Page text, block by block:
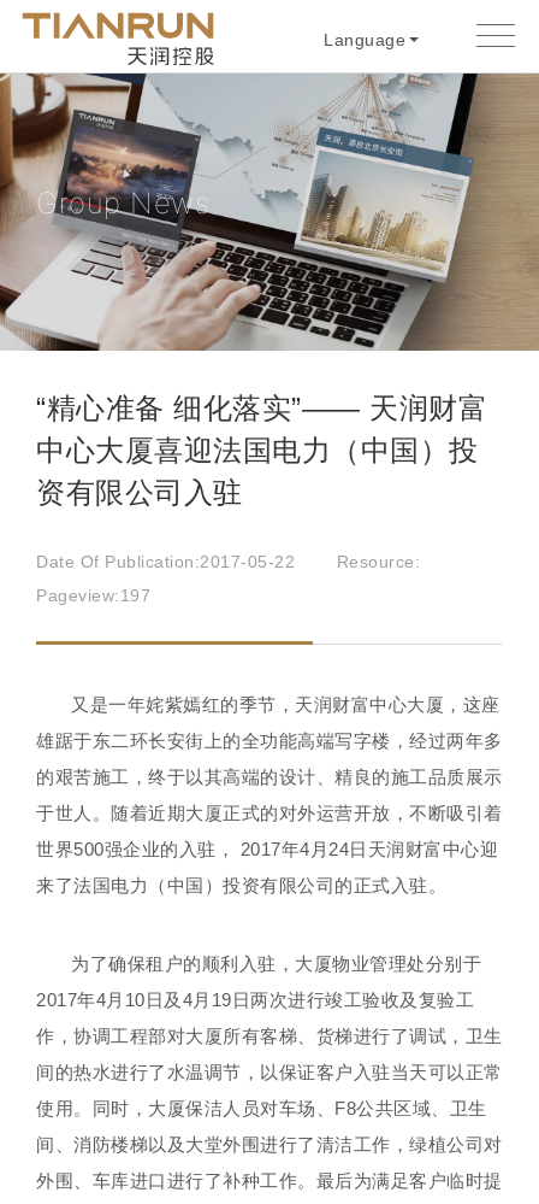
Language
Group News
“精心准备 细化落实”—— 天润财富
中心大厦喜迎法国电力（中国）投
资有限公司入驻
Date Of Publication:2017-05-22
Resource:
Pageview:197
又是一年姹紫嫣红的季节，天润财富中心大厦，这座
雄踞于东二环长安街上的全功能高端写字楼，经过两年多
的艰苦施工，终于以其高端的设计、精良的施工品质展示
于世人。随着近期大厦正式的对外运营开放，不断吸引着
世界500强企业的入驻， 2017年4月24日天润财富中心迎
来了法国电力（中国）投资有限公司的正式入驻。
为了确保租户的顺利入驻，大厦物业管理处分别于
2017年4月10日及4月19日两次进行竣工验收及复验工
作，协调工程部对大厦所有客梯、货梯进行了调试，卫生
间的热水进行了水温调节，以保证客户入驻当天可以正常
使用。同时，大厦保洁人员对车场、F8公共区域、卫生
间、消防楼梯以及大堂外围进行了清洁工作，绿植公司对
外围、车库进口进行了补种工作。最后为满足客户临时提